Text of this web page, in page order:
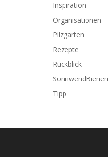
Inspiration
Organisationen
Pilzgarten
Rezepte
Rückblick
SonnwendBienen
Tipp